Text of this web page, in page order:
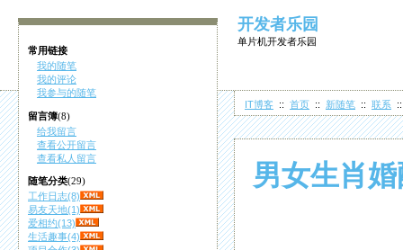
开发者乐园
单片机开发者乐园
IT博客 :: 首页 :: 新随笔 :: 联系
常用链接
我的随笔
我的评论
我参与的随笔
留言簿(8)
给我留言
查看公开留言
查看私人留言
随笔分类(29)
工作日志(8)
易友天地(1)
爱相约(13)
生活趣事(4)
男女生肖